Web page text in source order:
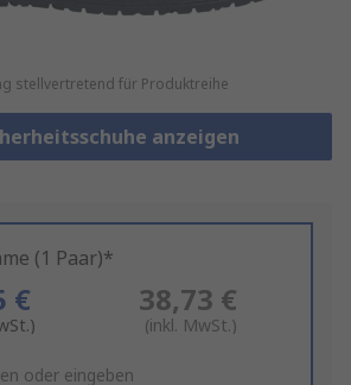
stellvertretend für Produktreihe
anzeigen
(1 Paar)*
€ 38,73 €
(inkl. MwSt.)
oder eingeben